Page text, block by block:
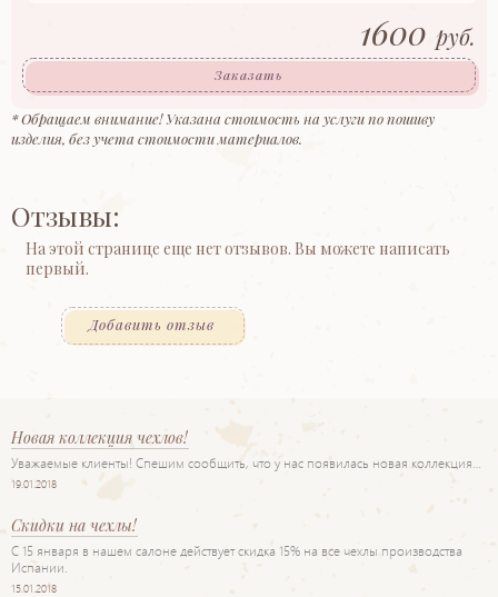
1600 руб.
Заказать
* Обращаем внимание! Указана стоимость на услуги по пошиву
изделия, без учета стоимости материалов.
Отзывы:
На этой странице еще нет отзывов. Вы можете написать
первый.
Добавить отзыв
Новая коллекция чехлов!
Уважаемые клиенты! Спешим сообщить, что у нас появилась новая коллекция…
19.01.2018
Скидки на чехлы!
С 15 января в нашем салоне действует скидка 15% на все чехлы производства
Испании.
15.01.2018